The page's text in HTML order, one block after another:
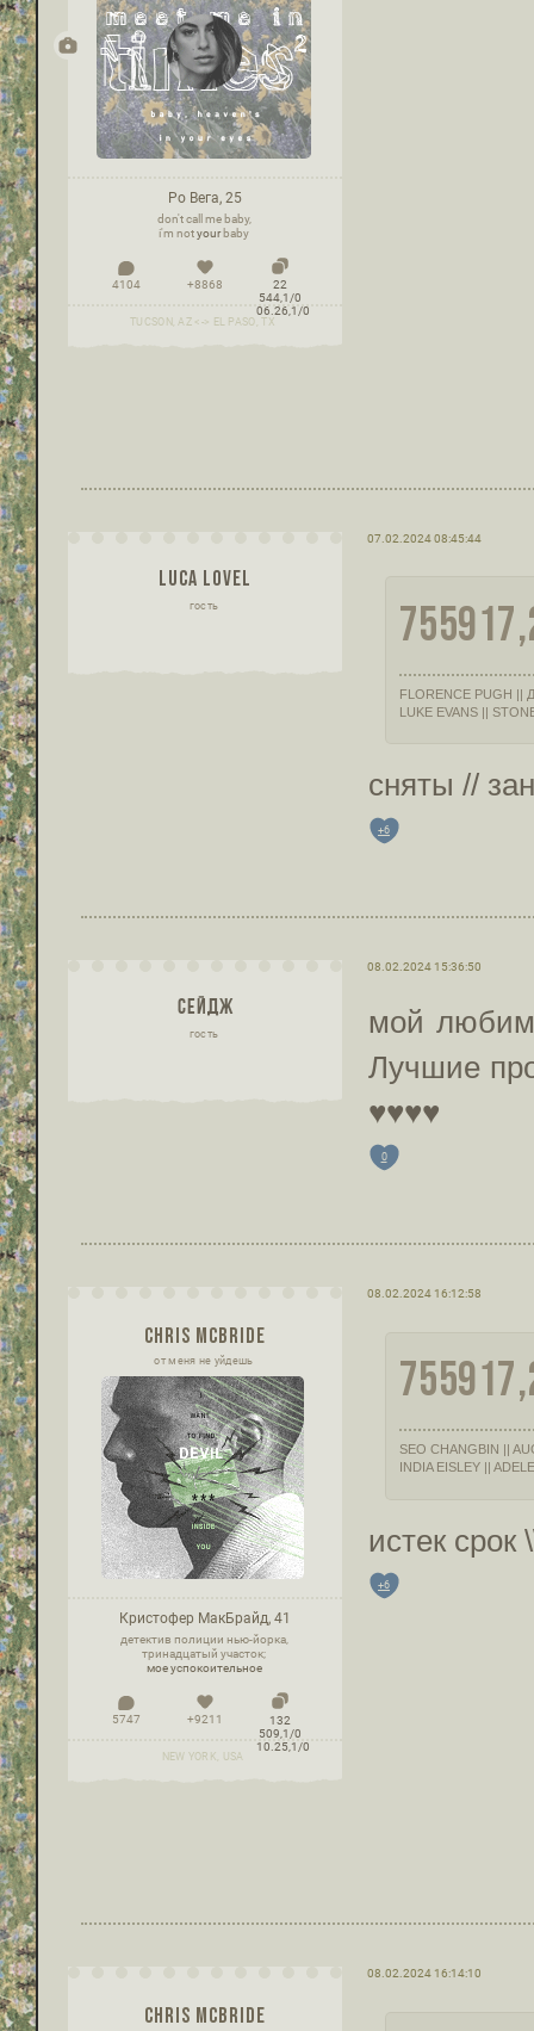
Ро Вега, 25
don't call me baby,
i'm notyourbaby
4104 +8868
22
544,1/0
06.26,1/0
TUCSON, AZ <-> EL PASO, TX
07.02.2024 08:45:44
LUCA LOVEL
гость
FLORENCE PUGH
LUKE EVANS ||
сняты //
+6
08.02.2024 15:36:50
СЕЙДЖ
гость
мой
Лучшие
♥♥♥♥
0
08.02.2024 16:12:58
CHRIS MCBRIDE
от меня не уйдешь
Кристофер МакБрайд, 41
детектив полиции нью-йорка,
тринадцатый участок;
мое успокоительное
5747 +9211
132
509,1/0
10.25,1/0
NEW YORK, USA
SEO CHANGBIN ||
INDIA EISLEY ||
истек
+6
08.02.2024 16:14:10
CHRIS MCBRIDE